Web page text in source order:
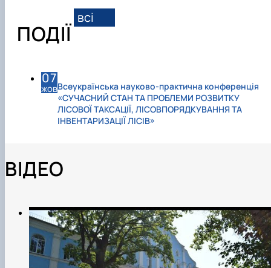
ПОДІЇ
всі
07
жовВсеукраїнська науково-практична конференція
«СУЧАСНИЙ СТАН ТА ПРОБЛЕМИ РОЗВИТКУ
ЛІСОВОЇ ТАКСАЦІЇ, ЛІСОВПОРЯДКУВАННЯ ТА
ІНВЕНТАРИЗАЦІЇ ЛІСІВ»
ВІДЕО